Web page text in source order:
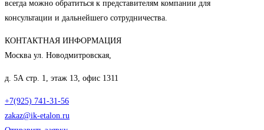
всегда можно обратиться к представителям компании для
консультации и дальнейшего сотрудничества.
КОНТАКТНАЯ ИНФОРМАЦИЯ
Москва ул. Новодмитровская,
д. 5А стр. 1, этаж 13, офис 1311
+7(925) 741-31-56
zakaz@ik-etalon.ru